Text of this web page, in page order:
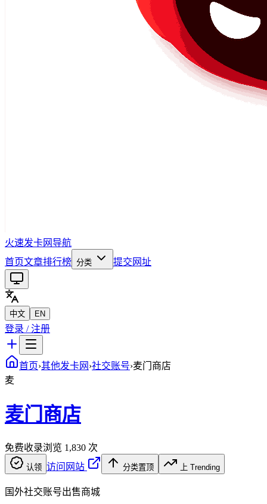
火速发卡网导航
首页文章排行榜 分类 提交网址
中文 EN
登录 / 注册
首页›其他发卡网 ›社交账号›麦门商店
麦
麦门商店
免费收录浏览 1,830 次
认领 访问网站 分类置顶 上 Trending
国外社交账号出售商城